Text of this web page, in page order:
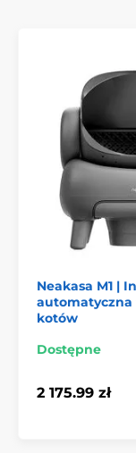
Neakasa M1 |
automatyczna
kotów
Dostępne
2 175.99 zł